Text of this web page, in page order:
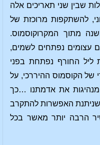
ולילות שבין שני תאריכים אלה
להשתקפות מרוכזת של
מתוך המקרוקוסמוס.
עצומים נפתחים לשמים,
החורף נפתחת בפני
של הקוסמוס ההיררכי, על
מנהיגות את אדמתנו …כך
האפשרות להתקרב
הרבה יותר מאשר בכל